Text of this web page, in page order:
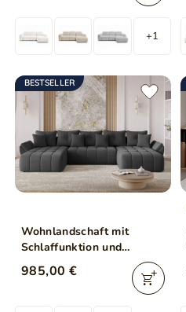
+1
BESTSELLER
Wohnlandschaft mit
Schlaffunktion und
Bettkasten Decor U
Anthrazit
985,00 €